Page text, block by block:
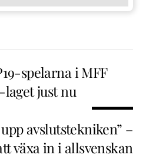
spelarna i MFF
just nu
avslutstekniken” –
växa in i allsvenskan